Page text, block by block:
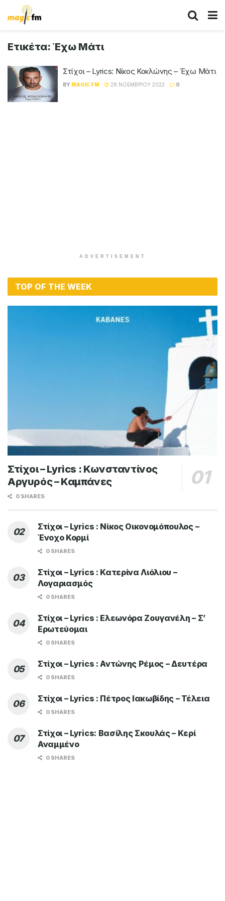
Ετικέτα: Έχω Μάτι
Στίχοι – Lyrics: Νίκος Κοκλώνης – Έχω Μάτι
BY MAGIC FM 28 ΝΟΕΜΒΡΊΟΥ 2022 0
ADVERTISEMENT
TOP OF THE WEEK
Στίχοι – Lyrics : Κωνσταντίνος
Αργυρός – Καμπάνες
0 SHARES
Στίχοι – Lyrics : Νίκος Οικονομόπουλος –
Ένοχο Κορμί
0 SHARES
Στίχοι – Lyrics : Κατερίνα Λιόλιου –
Λογαριασμός
0 SHARES
Στίχοι – Lyrics : Ελεωνόρα Ζουγανέλη – Σ’
Ερωτεύομαι
0 SHARES
Στίχοι – Lyrics : Αντώνης Ρέμος – Δευτέρα
0 SHARES
Στίχοι – Lyrics : Πέτρος Ιακωβίδης – Τέλεια
0 SHARES
Στίχοι – Lyrics: Βασίλης Σκουλάς – Κερί
Αναμμένο
0 SHARES